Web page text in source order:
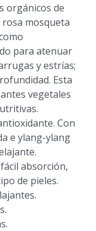
orgánicos de
rosa mosqueta
para atenuar
y estrías;
Esta
vegetales
Con
e ylang-ylang
absorción,
de pieles.